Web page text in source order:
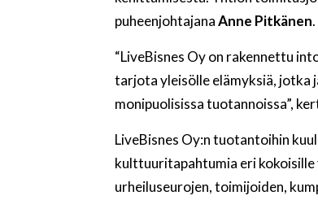
puheenjohtajanaAnne Pitkänen.
“LiveBisnes Oy on rakennettu
tarjota yleisölle elämyksiä, jotka
monipuolisissa tuotannoissa”,
LiveBisnes Oy:n tuotantoihin
kulttuuritapahtumia eri
urheiluseurojen, toimijoiden,